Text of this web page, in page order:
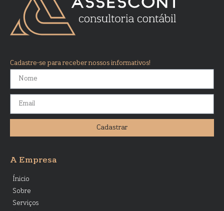
Cadastre-se para receber nossos informativos!
Cadastrar
A Empresa
Ínicio
Sobre
Serviços